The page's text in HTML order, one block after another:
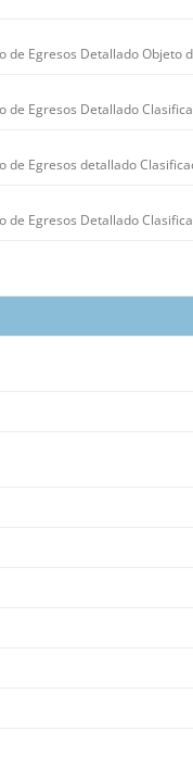
de Egresos Detallado Objeto
de Egresos Detallado
de Egresos detallado
de Egresos Detallado